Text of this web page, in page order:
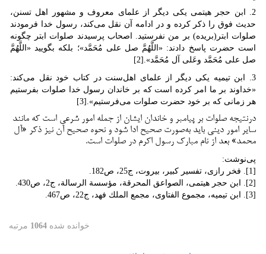
2. ابن حجر هیتمی یکی دیگر از علمای معروف و مشهور اهل تسنن،
حدیث فوق را ذکر کرده و در ادامه آن نقل می‌کند، رسول خدا فرمودند
صلوات ابتر(بریده) بر من نفرستید. اصحاب پرسیدند صلوات ابتر چگونه
است حضرت پاسخ دادند: «اللَّهُمَّ صل على مُحَمَّد»؛ بلکه بگویید «اللَّهُمَّ
صل على مُحَمَّد وعَلى آل مُحَمَّد».[2]
3. ابن تیمیه یکی دیگر از علمای اهل‌سنت در کتاب خود نقل می‌کند:
«خداوند بر ما امر کرده است که بر خاندان رسول خدا صلوات بفرستیم
هر زمانی که بر خود حضرت صلوات می‌فرستیم».[3]
درنتیجه صلوات بر پیامبر و خاندان ایشان از جمله امور شرعی است که مانند
سایر امور دینی باید به‌صورت صحیح ادا شود و نحوه صحیح آن نیز ذکر «آل
محمد» بعد از نام مبارک رسول اکرم در صلوات است.
پی‌نوشت:
[1]. فخر رازی، تفسیر کبیر، بیروت، ج25، ص182.
[2]. ابن حجر هیتمی، الصواعق المحرقة، مؤسسة الرسالة، ج2، ص430.
[3]. ابن تیمیه، مجموع الفتاوی، مجمع الملك فهد، ج22، ص467.
خوانده شده 1064 مرتبه